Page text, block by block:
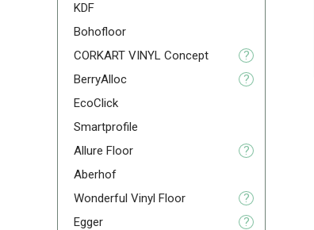
KDF
Bohofloor
CORKART VINYL Concept
?
BerryAlloc
?
EcoClick
Smartprofile
Allure Floor
?
Aberhof
Wonderful Vinyl Floor
?
Egger
?